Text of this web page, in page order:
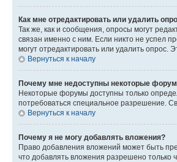
Как мне отредактировать или удалить
Так же, как и сообщения, опросы могут
связан именно с ним. Если никто не успел
могут отредактировать или удалить опрос.
Вернуться к началу
Почему мне недоступны некоторые
Некоторые форумы доступны только
потребоваться специальное разрешение.
Вернуться к началу
Почему я не могу добавлять вложения?
Право добавления вложений может быть
что добавлять вложения разрешено